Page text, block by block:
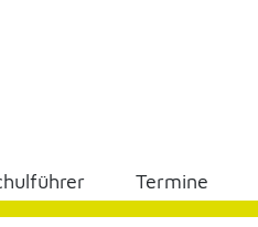
Termine